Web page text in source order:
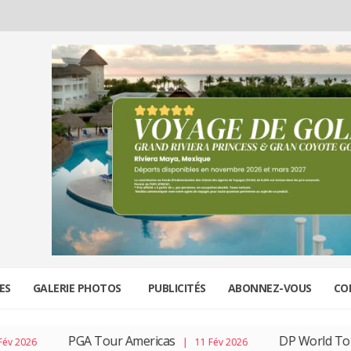
GALERIE PHOTOS PUBLICITÉS ABONNEZ-VOUS
PGA Tour Americas| 11 Fév 2026 DP World Tour| 04